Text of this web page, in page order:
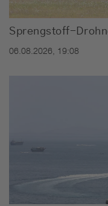
Sprengstoff-
06.08.2026, 19:08